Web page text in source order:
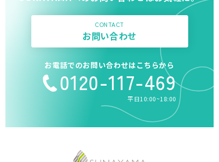
CONTACT
お問い合わせ
お電話でのお問い合わせはこちらから
0120-117-469
平日10:00~18:00